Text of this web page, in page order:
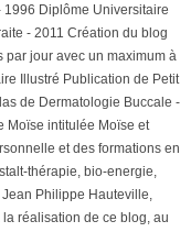
Diplôme Universitaire
- 2011 Création du blog
jour avec un maximum à
Illustré Publication de Petit
de Dermatologie Buccale -
Moïse intitulée Moïse et
et des formations en
thérapie, bio-energie,
Philippe Hauteville,
réalisation de ce blog, au